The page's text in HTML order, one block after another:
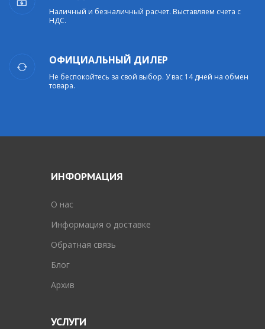
Наличный и безналичный расчет. Выставляем счета с
НДС.
ОФИЦИАЛЬНЫЙ ДИЛЕР
Не беспокойтесь за свой выбор. У вас 14 дней на обмен
товара.
ИНФОРМАЦИЯ
O нас
Информация о доставке
Обратная связь
Блог
Архив
УСЛУГИ